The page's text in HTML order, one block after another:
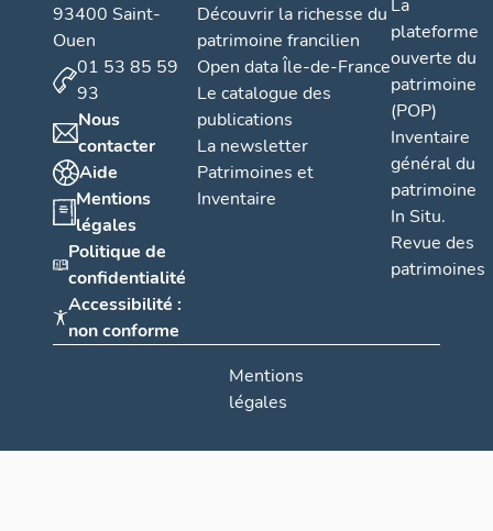
93400 Saint-
Ouen
01 53 85 59
93
Nous
contacter
Aide
Mentions
légales
Politique de
confidentialité
Accessibilité :
non conforme
Découvrir la richesse du
patrimoine francilien
Open data Île-de-France
Le catalogue des
publications
La newsletter
Patrimoines et
Inventaire
La
plateforme
ouverte du
patrimoine
(POP)
Inventaire
général du
patrimoine
In Situ.
Revue des
patrimoines
Mentions
légales